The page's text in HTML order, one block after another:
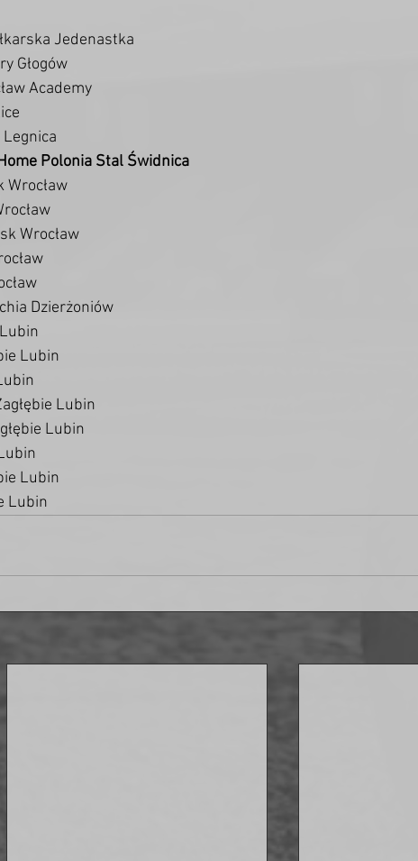
Jedenastka
Głogów
Academy
Polonia Stal Świdnica
Wrocław
Wrocław
Dzierżoniów
Lubin
Lubin
Lubin
Lubin
Lubin